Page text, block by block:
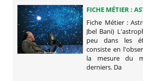
FICHE MÉTIER :
(GÉOPARC JBEL
Fiche Métier :
Jbel Bani)
peu dans les
consiste en
la mesure du
derniers. Da